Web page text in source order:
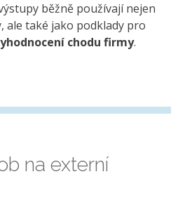
běžně používají nejen
ale také jako podklady pro
chodu firmy.
na externí